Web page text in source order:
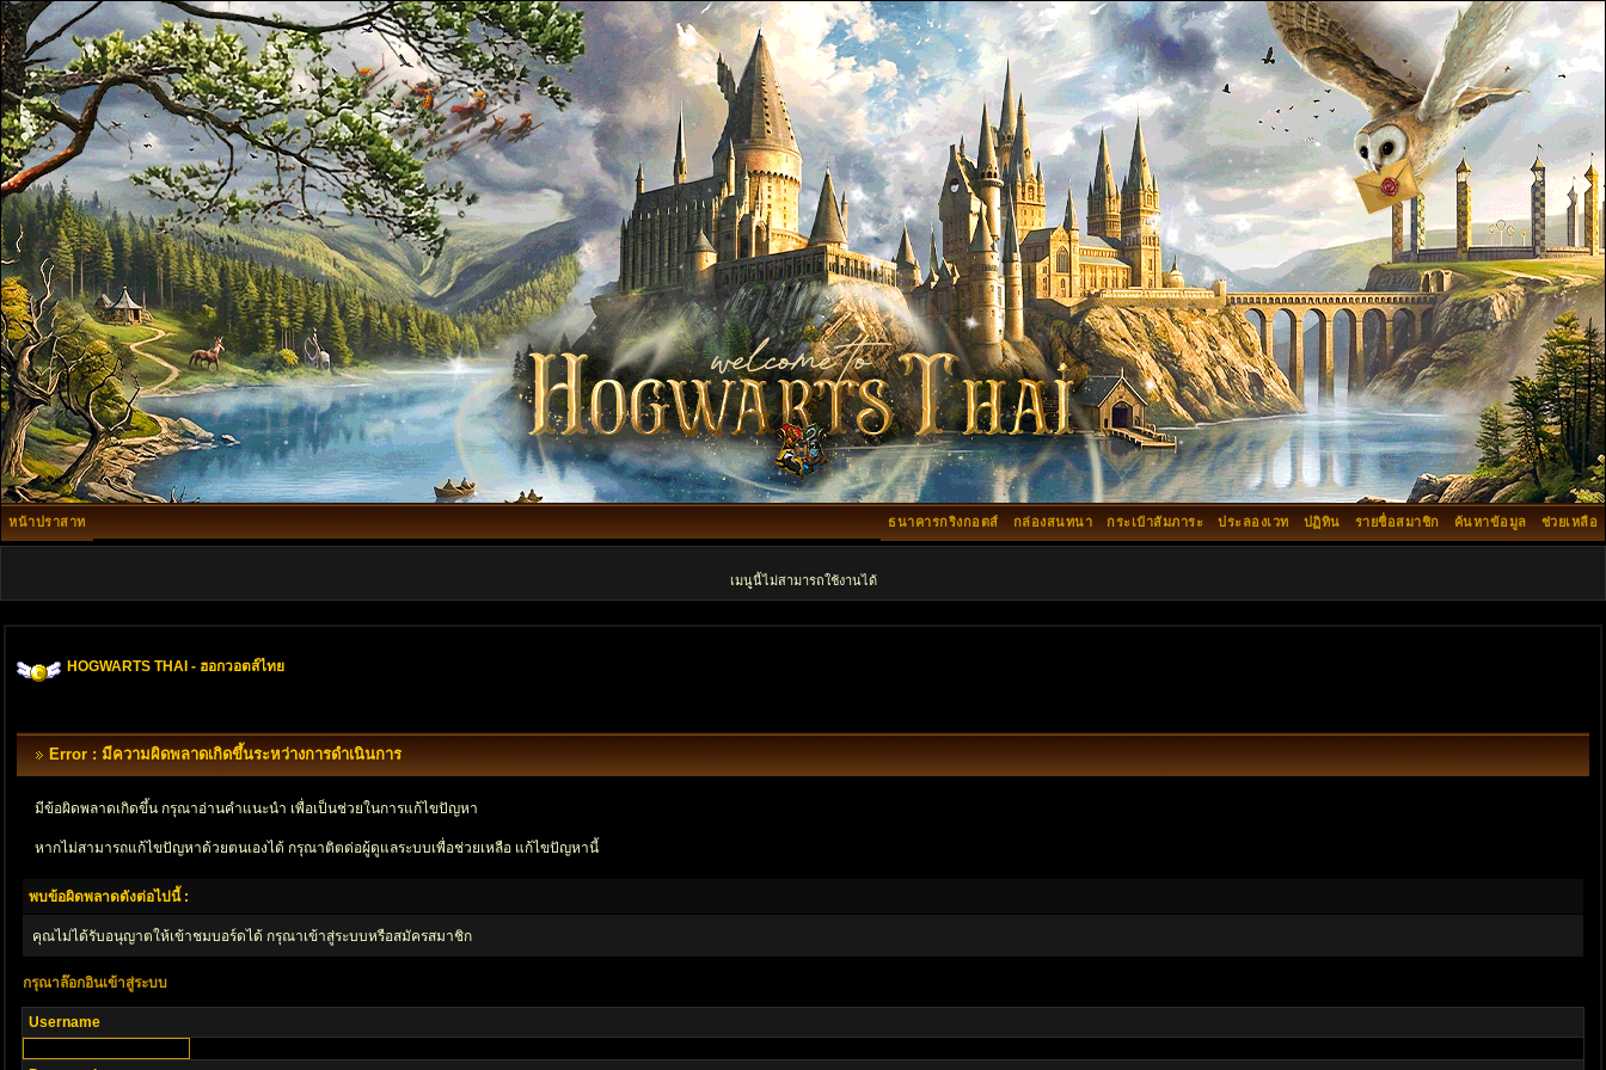
หน้าปราสาท ช่วยเหลือ
ค้นหาข้อมูล
รายชื่อสมาชิก
ปฏิทิน
ประลองเวท
กระเป๋าสัมภาระ
กล่องสนทนา
ธนาคารกริงกอตส์
เมนูนี้ไม่สามารถใช้งานได้
HOGWARTS THAI - ฮอกวอตส์ไทย
Error : มีความผิดพลาดเกิดขึ้นระหว่างการดำเนินการ
มีข้อผิดพลาดเกิดขึ้น กรุณาอ่านคำแนะนำ เพื่อเป็นช่วยในการแก้ไขปัญหา
หากไม่สามารถแก้ไขปัญหาด้วยตนเองได้ กรุณาติตด่อผู้ดูแลระบบเพื่อช่วยเหลือ แก้ไขปัญหานี้
พบข้อผิดพลาดดังต่อไปนี้ :
คุณไม่ได้รับอนุญาตให้เข้าชมบอร์ดได้ กรุณาเข้าสู่ระบบหรือสมัครสมาชิก
กรุณาล๊อกอินเข้าสู่ระบบ
Username